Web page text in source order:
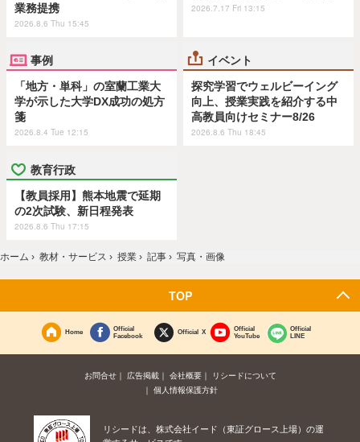
業務提携
2026.8.6 Thu 15:45
2026.7.17 Fri 13:15
事例
「地方・単科」の室蘭工業大
学が示した大学DX成功の処方
箋
2026.8.4 Tue 12:15
イベント
探究学習でウェルビーイング
向上、授業実践を紹介する中
高教員向けセミナー8/26
2026.8.6 Thu 18:45
教育行政
【教員採用】熊本地震で延期
の2次試験、新日程発表
2026.8.6 Thu 17:15
ホーム › 教材・サービス › 授業 › 記事 › 写真・画像
TOP
Home
Official
Facebook
Official X
Official
YouTube
Official
LINE
お問合せ 広告掲載 会社概要
リシードについて
個人情報保護方針
リシードは、株式会社イード（東証グロース上場）の運